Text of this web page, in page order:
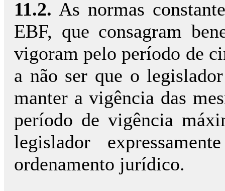
11.2. As normas
EBF, que consagram
vigoram pelo período de
a não ser que o
manter a vigência das
período de vigência
legislador
ordenamento jurídico.